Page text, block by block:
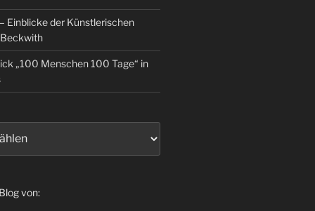
Einblicke der Künstlerischen
„100 Menschen 100 Tage“ in
von: